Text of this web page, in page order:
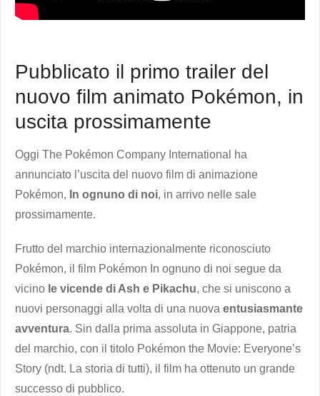
Pubblicato il primo trailer del
nuovo film animato Pokémon, in
uscita prossimamente
Oggi The Pokémon Company International ha
annunciato l’uscita del nuovo film di animazione
Pokémon, In ognuno di noi, in arrivo nelle sale
prossimamente.
Frutto del marchio internazionalmente riconosciuto
Pokémon, il film Pokémon In ognuno di noi segue da
vicino le vicende di Ash e Pikachu, che si uniscono a
nuovi personaggi alla volta di una nuova entusiasmante
avventura. Sin dalla prima assoluta in Giappone, patria
del marchio, con il titolo Pokémon the Movie: Everyone’s
Story (ndt. La storia di tutti), il film ha ottenuto un grande
successo di pubblico.